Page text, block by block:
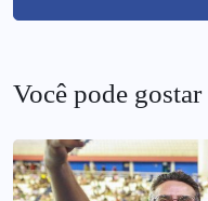
Você pode gostar